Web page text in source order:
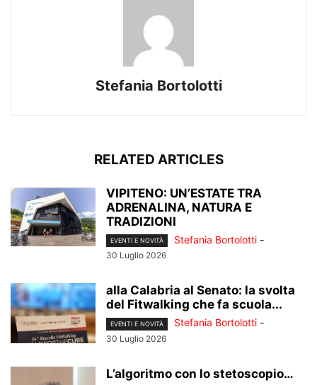
Stefania Bortolotti
RELATED ARTICLES
VIPITENO: UN’ESTATE TRA
ADRENALINA, NATURA E
TRADIZIONI
EVENTI E NOVITÀ Stefania Bortolotti -
30 Luglio 2026
alla Calabria al Senato: la svolta
del Fitwalking che fa scuola...
EVENTI E NOVITÀ Stefania Bortolotti -
30 Luglio 2026
L’algoritmo con lo stetoscopio…